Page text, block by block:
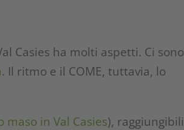
Casies ha molti aspetti. Ci sono
. Il ritmo e il COME, tuttavia, lo
maso in Val Casies), raggiungibili